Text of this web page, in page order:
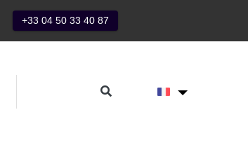
+33 04 50 33 40 87